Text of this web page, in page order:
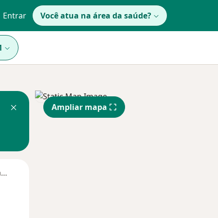
Entrar Você atua na área da saúde?
Segunda-feira
Ampliar mapa